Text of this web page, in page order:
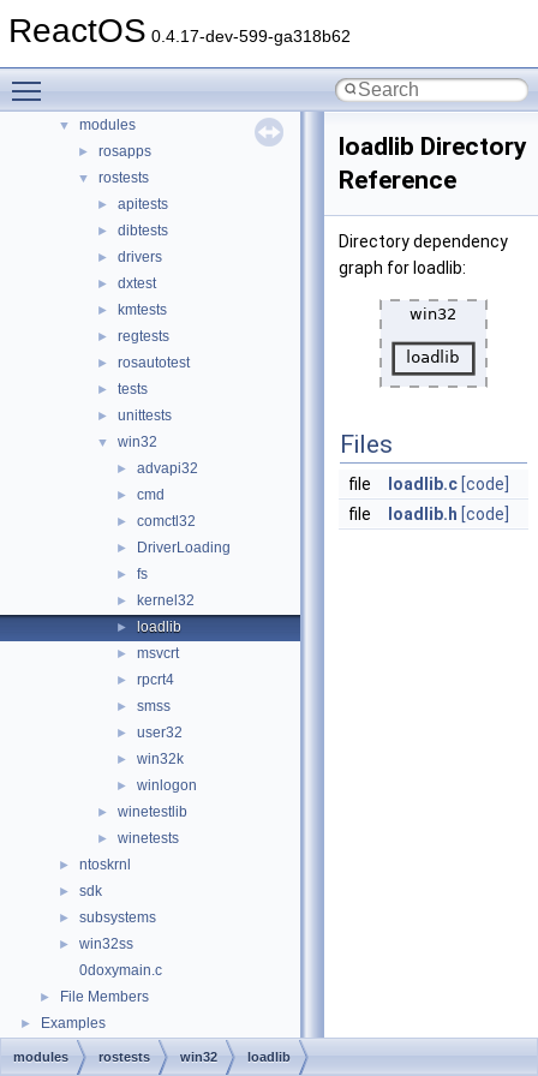
ReactOS 0.4.17-dev-599-ga318b62
dll
► drivers
► hal
▼ modules
► rosapps
▼ rostests
► apitests
► dibtests
► drivers
► dxtest
► kmtests
► regtests
► rosautotest
► tests
► unittests
▼ win32
► advapi32
► cmd
► comctl32
► DriverLoading
► fs
► kernel32
► loadlib
► msvcrt
► rpcrt4
► smss
► user32
► win32k
► winlogon
► winetestlib
► winetests
► ntoskrnl
► sdk
► subsystems
►
win32ss
0doxymain.c
► File Members
► Examples
loadlib Directory
Reference
Directory dependency
graph for loadlib:
Files
file loadlib.c [code]
file
loadlib.h [code]
modules rostests win32 loadlib